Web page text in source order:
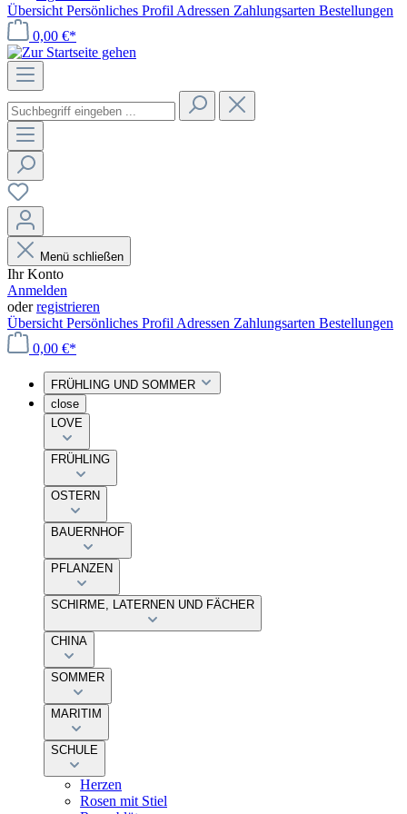
Übersicht Persönliches Profil Adressen Zahlungsarten Bestellungen
0,00 €*
Menü schließen
Ihr Konto
Anmelden
oderregistrieren
Übersicht Persönliches Profil Adressen Zahlungsarten Bestellungen
0,00 €*
FRÜHLING UND SOMMER
close
LOVE
FRÜHLING
OSTERN
BAUERNHOF
PFLANZEN
SCHIRME, LATERNEN UND FÄCHER
CHINA
SOMMER
MARITIM
SCHULE
Herzen
Rosen mit Stiel